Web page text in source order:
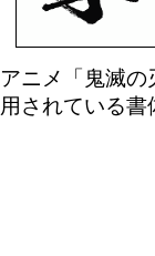
アニメ「鬼滅
用されている書